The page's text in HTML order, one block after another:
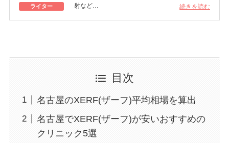
ライター
射など
続きを読む
目次
名古屋のXERF(ザーフ)平均相場を算出
名古屋でXERF(ザーフ)が安いおすすめの
クリニック5選